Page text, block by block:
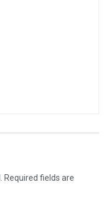
Required fields are